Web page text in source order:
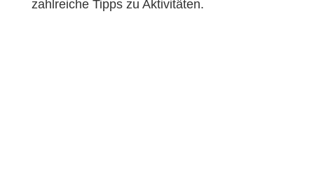
zahlreiche Tipps zu Aktivitäten.